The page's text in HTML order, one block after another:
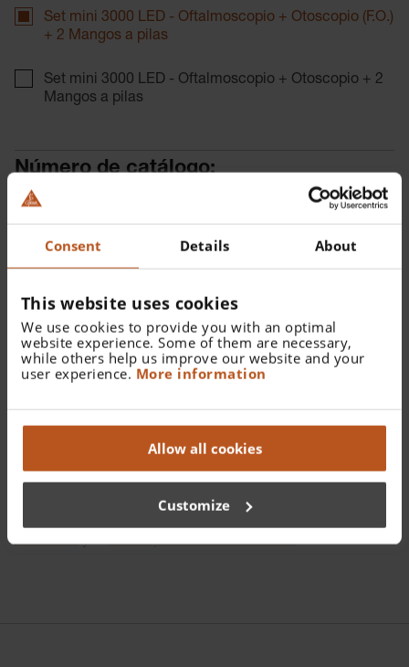
Consent Details About
This website uses cookies
We use cookies to provide you with an optimal
website experience. Some of them are necessary,
while others help us improve our website and your
user experience. More information
Allow all cookies
Customize
Set mini 3000 LED - Oftalmoscopio + Otoscopio (F.O.)
+ 2 Mangos a pilas
Set mini 3000 LED - Oftalmoscopio + Otoscopio + 2
Mangos a pilas
Número de catálogo:
D-886.11.021
Oftalmoscopio mini 3000 LED, Otoscopio F.O. mini 3000
LED, 10 AllSpec espéculos desechables de 4mm Ø
estuche rígido, 2 mangos a pilas mini 3000 con pilas
3000 LEDy elotoscopio mini 3000 LED F.O.